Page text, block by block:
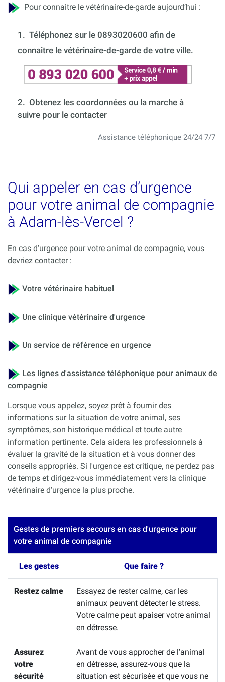
Pour connaitre le vétérinaire-de-garde aujourd’hui :
1. Téléphonez sur le 0893020600 afin de
connaitre le vétérinaire-de-garde de votre ville.
2. Obtenez les coordonnées ou la marche à
suivre pour le contacter
Assistance téléphonique 24/24 7/7
Qui appeler en cas d’urgence
pour votre animal de compagnie
à Adam-lès-Vercel ?
En cas d'urgence pour votre animal de compagnie, vous
devriez contacter :
Votre vétérinaire habituel
Une clinique vétérinaire d'urgence
Un service de référence en urgence
Les lignes d'assistance téléphonique pour animaux de
compagnie
Lorsque vous appelez, soyez prêt à fournir des
informations sur la situation de votre animal, ses
symptômes, son historique médical et toute autre
information pertinente. Cela aidera les professionnels à
évaluer la gravité de la situation et à vous donner des
conseils appropriés. Si l'urgence est critique, ne perdez pas
de temps et dirigez-vous immédiatement vers la clinique
vétérinaire d'urgence la plus proche.
Gestes de premiers secours en cas d'urgence pour
votre animal de compagnie
Les gestes Que faire ?
Restez calme
Essayez de rester calme, car les
animaux peuvent détecter le stress.
Votre calme peut apaiser votre animal
en détresse.
Assurez
votre
sécurité
Avant de vous approcher de l'animal
en détresse, assurez-vous que la
situation est sécurisée et que vous ne